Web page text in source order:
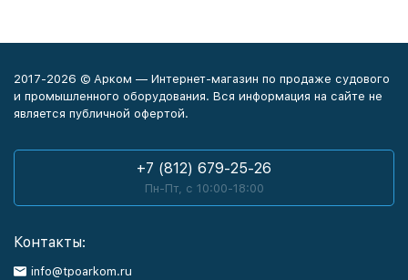
2017-2026 © Арком — Интернет-магазин по продаже судового
и промышленного оборудования. Вся информация на сайте не
является публичной офертой.
+7 (812) 679-25-26
Пн-Пт, с 10:00-18:00
Контакты:
info@tpoarkom.ru